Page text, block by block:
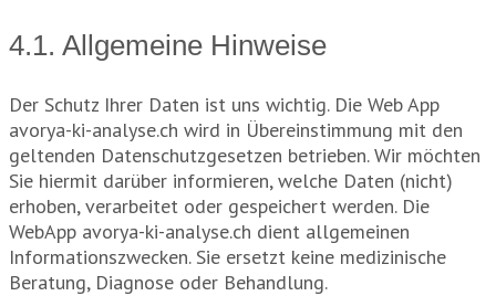
4.1. Allgemeine Hinweise
Der Schutz Ihrer Daten ist uns wichtig. Die Web App
avorya-ki-analyse.ch wird in Übereinstimmung mit den
geltenden Datenschutzgesetzen betrieben. Wir möchten
Sie hiermit darüber informieren, welche Daten (nicht)
erhoben, verarbeitet oder gespeichert werden. Die
WebApp avorya-ki-analyse.ch dient allgemeinen
Informationszwecken. Sie ersetzt keine medizinische
Beratung, Diagnose oder Behandlung.